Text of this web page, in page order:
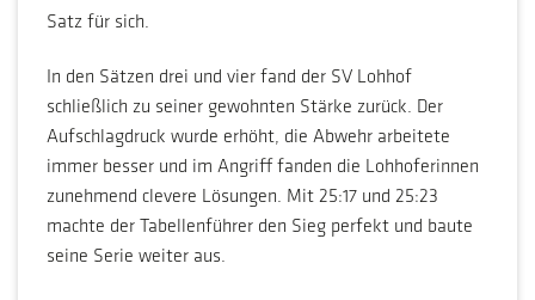
Satz für sich.
In den Sätzen drei und vier fand der SV Lohhof
schließlich zu seiner gewohnten Stärke zurück. Der
Aufschlagdruck wurde erhöht, die Abwehr arbeitete
immer besser und im Angriff fanden die Lohhoferinnen
zunehmend clevere Lösungen. Mit 25:17 und 25:23
machte der Tabellenführer den Sieg perfekt und baute
seine Serie weiter aus.